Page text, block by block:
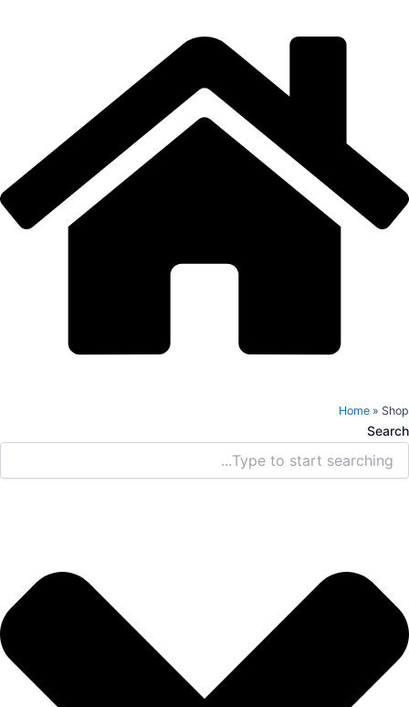
Home » Shop
Search